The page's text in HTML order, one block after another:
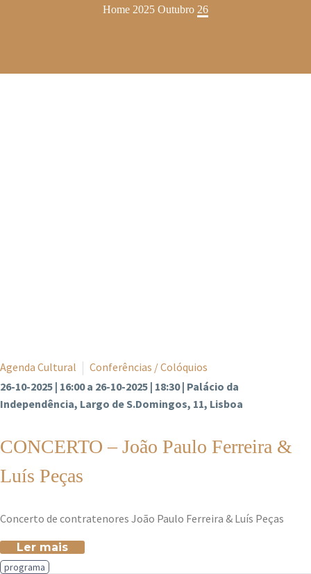
Home 2025 Outubro 26
Agenda Cultural
Conferências / Colóquios
26-10-2025 | 16:00 a 26-10-2025 | 18:30 | Palácio da
Independência, Largo de S.Domingos, 11, Lisboa
CONCERTO – João Paulo Ferreira &
Luís Peças
Concerto de contratenores João Paulo Ferreira & Luís Peças
Ler mais
programa